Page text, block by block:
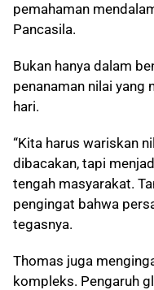
pemahaman
Pancasila.
Bukan hanya dalam
penanaman nilai yang
hari.
“Kita harus wariskan
dibacakan, tapi
tengah masyarakat.
pengingat bahwa
tegasnya.
Thomas juga
kompleks. Pengaruh